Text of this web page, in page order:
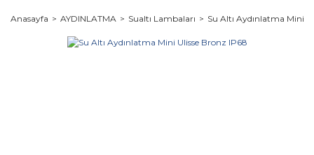
Anasayfa AYDINLATMA Sualtı Lambaları Su Altı Aydınlatma Mini